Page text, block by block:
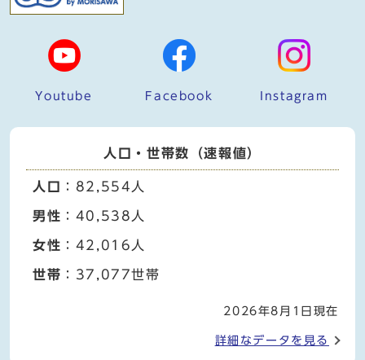
Youtube Facebook Instagram
人口・世帯数（速報値）
人口 ：82,554人
男性 ：40,538人
女性 ：42,016人
世帯 ：37,077世帯
2026年8月1日現在
詳細なデータを見る